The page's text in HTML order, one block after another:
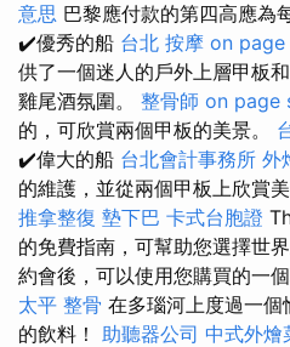
意思 巴黎應付款的第四高應為
✔️優秀的船 台北 按摩 on page
供了一個迷人的戶外上層甲板
雞尾酒氛圍。 整骨師 on page
的，可欣賞兩個甲板的美景。
✔️偉大的船 台北會計事務所 外
的維護，並從兩個甲板上欣賞美
推拿整復 墊下巴 卡式台胞證
的免費指南，可幫助您選擇世
約會後，可以使用您購買的一
太平 整骨 在多瑙河上度過一
的飲料！ 助聽器公司 中式外燴